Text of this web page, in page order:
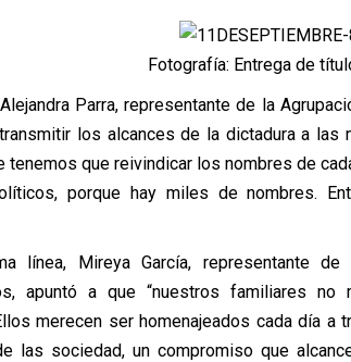
Fotografía: Entrega de
Parra, representante de la
los alcances de la dictadura a las
tenemos que reivindicar los nombres de
porque hay miles de nombres.
línea, Mireya García, representante
apuntó a que “nuestros familiares
merecen ser homenajeados cada día a
las sociedad, un compromiso que